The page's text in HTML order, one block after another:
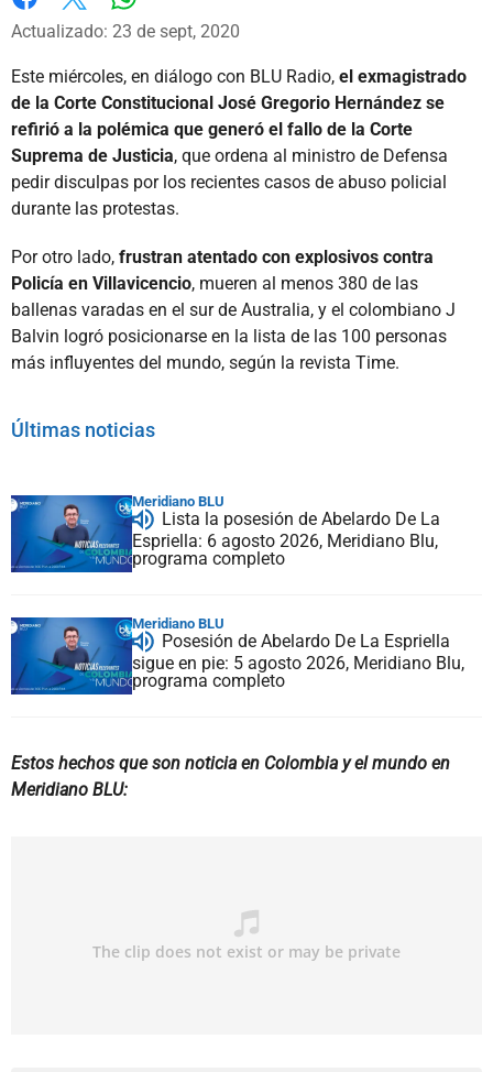
Facebook
X
Actualizado: 23 de sept, 2020
Este miércoles, en diálogo con BLU Radio, el exmagistrado
de la Corte Constitucional José Gregorio Hernández se
refirió a la polémica que generó el fallo de la Corte
Suprema de Justicia, que ordena al ministro de Defensa
pedir disculpas por los recientes casos de abuso policial
durante las protestas.
Por otro lado, frustran atentado con explosivos contra
Policía en Villavicencio, mueren al menos 380 de las
ballenas varadas en el sur de Australia, y el colombiano J
Balvin logró posicionarse en la lista de las 100 personas
más influyentes del mundo, según la revista Time.
Últimas noticias
Meridiano BLU
Lista la posesión de Abelardo De La
Espriella: 6 agosto 2026, Meridiano Blu,
programa completo
Meridiano BLU
Posesión de Abelardo De La Espriella
sigue en pie: 5 agosto 2026, Meridiano Blu,
programa completo
Estos hechos que son noticia en Colombia y el mundo en
Meridiano BLU: